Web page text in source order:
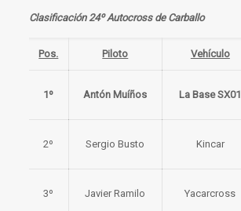
Clasificación 24º Autocross de Carballo
Pos. Piloto Vehículo
1º Antón Muíños La Base SX01
2º Sergio Busto Kincar
3º Javier Ramilo Yacarcross